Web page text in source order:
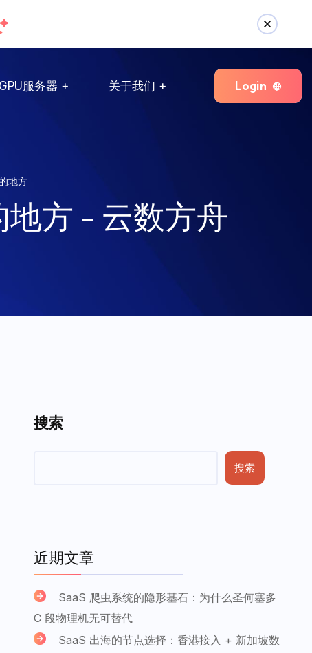
GPU服务器 关于我们 Login
地方
方 - 云数方舟
搜索
搜索
近期文章
SaaS 爬虫系统的隐形基石：为什么圣何塞多
C 段物理机无可替代
SaaS 出海的节点选择：香港接入 + 新加坡数